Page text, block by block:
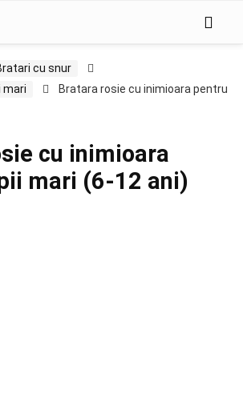
cu snur
mari
Bratara rosie cu inimioara pentru
cu inimioara
mari (6-12 ani)